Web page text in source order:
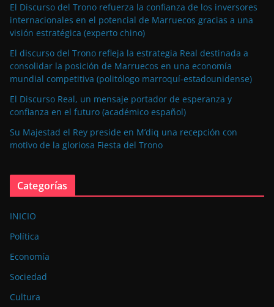
El Discurso del Trono refuerza la confianza de los inversores
internacionales en el potencial de Marruecos gracias a una
visión estratégica (experto chino)
El discurso del Trono refleja la estrategia Real destinada a
consolidar la posición de Marruecos en una economía
mundial competitiva (politólogo marroquí-estadounidense)
El Discurso Real, un mensaje portador de esperanza y
confianza en el futuro (académico español)
Su Majestad el Rey preside en M’diq una recepción con
motivo de la gloriosa Fiesta del Trono
Categorías
INICIO
Política
Economía
Sociedad
Cultura